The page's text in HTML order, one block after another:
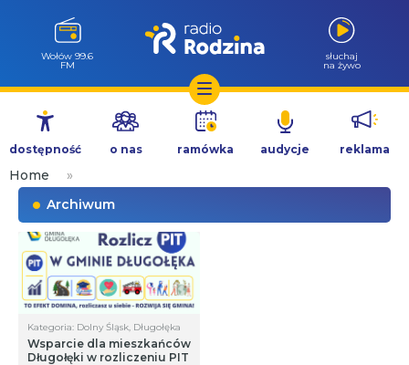
Przejdź
treści
Wołów 99.6
FM
słuchaj
na żywo
dostępność o nas ramówka audycje reklama
Home
»
Archiwum
Kategoria: Dolny Śląsk, Długołęka
Wsparcie dla mieszkańców
Długołęki w rozliczeniu PIT